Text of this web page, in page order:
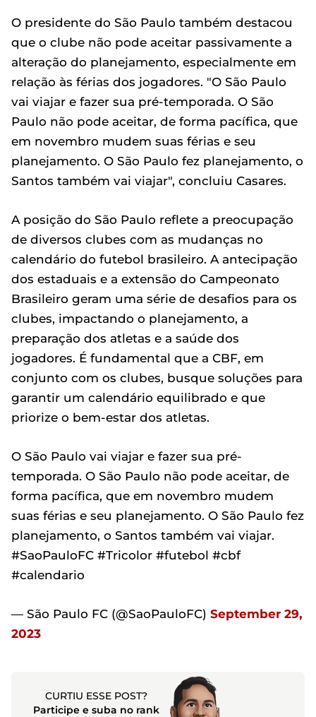
O presidente do São Paulo também destacou
que o clube não pode aceitar passivamente a
alteração do planejamento, especialmente em
relação às férias dos jogadores. "O São Paulo
vai viajar e fazer sua pré-temporada. O São
Paulo não pode aceitar, de forma pacífica, que
em novembro mudem suas férias e seu
planejamento. O São Paulo fez planejamento, o
Santos também vai viajar", concluiu Casares.
A posição do São Paulo reflete a preocupação
de diversos clubes com as mudanças no
calendário do futebol brasileiro. A antecipação
dos estaduais e a extensão do Campeonato
Brasileiro geram uma série de desafios para os
clubes, impactando o planejamento, a
preparação dos atletas e a saúde dos
jogadores. É fundamental que a CBF, em
conjunto com os clubes, busque soluções para
garantir um calendário equilibrado e que
priorize o bem-estar dos atletas.
O São Paulo vai viajar e fazer sua pré-
temporada. O São Paulo não pode aceitar, de
forma pacífica, que em novembro mudem
suas férias e seu planejamento. O São Paulo fez
planejamento, o Santos também vai viajar.
#SaoPauloFC #Tricolor #futebol #cbf
#calendario
— São Paulo FC (@SaoPauloFC) September 29,
2023
CURTIU ESSE POST?
Participe e suba no rank